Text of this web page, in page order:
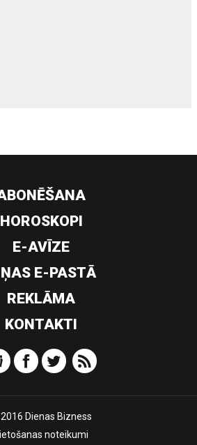
HOROSKOPI
E-AVĪZE
E-PASTĀ
REKLĀMA
KONTAKTI
Dienas Bizness
noteikumi